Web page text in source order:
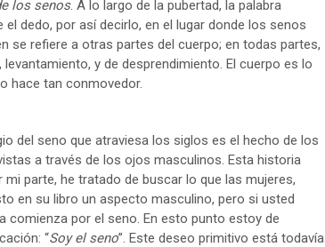
los senos. A lo largo de la pubertad, la palabra
dedo, por así decirlo, en el lugar donde los senos
se refiere a otras partes del cuerpo; en todas partes,
y de desprendimiento. El cuerpo es lo
hace tan conmovedor.
del seno que atraviesa los siglos es el hecho de los
a través de los ojos masculinos. Esta historia
parte, he tratado de buscar lo que las mujeres,
en su libro un aspecto masculino, pero si usted
comienza por el seno. En esto punto estoy de
“Soy el seno”. Este deseo primitivo está todavía